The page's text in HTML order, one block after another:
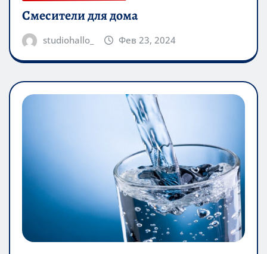
Смесители для дома
studiohallo_ Фев 23, 2024